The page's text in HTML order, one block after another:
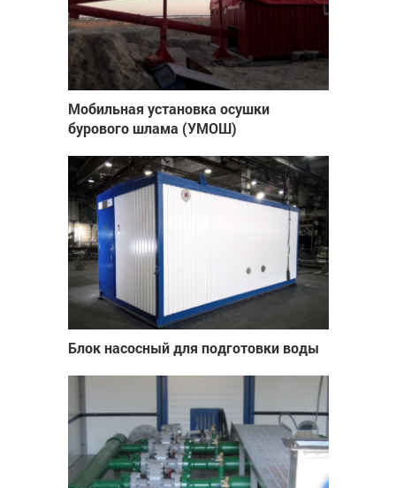
Мобильная установка осушки
бурового шлама (УМОШ)
Блок насосный для подготовки воды